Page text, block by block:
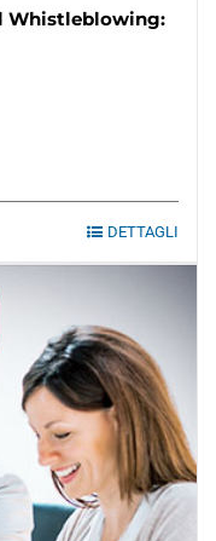
Whistleblowing:
DETTAGLI